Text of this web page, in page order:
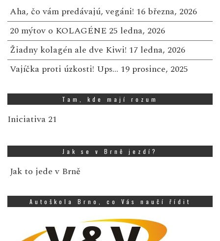
Aha, čo vám predávajú, vegáni! 16 března, 2026
20 mýtov o KOLAGÉNE 25 ledna, 2026
Žiadny kolagén ale dve Kiwi! 17 ledna, 2026
Vajíčka proti úzkosti! Ups… 19 prosince, 2025
Tam, kde mají rozum
Iniciativa 21
Jak se v Brně jezdí?
Jak to jede v Brně
Autoškola Brno, co Vás naučí řídit